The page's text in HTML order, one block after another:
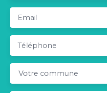
Email
Téléphone
Votre commune